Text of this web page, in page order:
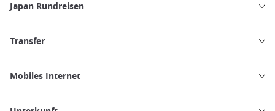
Japan Rundreisen
Transfer
Mobiles Internet